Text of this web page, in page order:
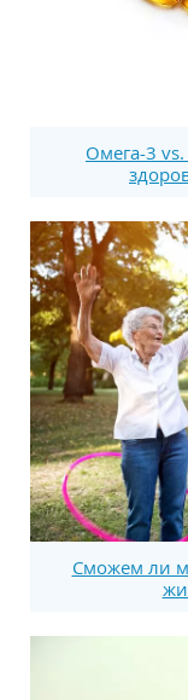
Омега-3
Сможем ли